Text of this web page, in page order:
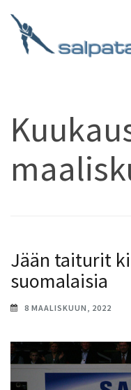
content
Jään taiturit
suomalaisia
8 MAALISKUUN, 2022